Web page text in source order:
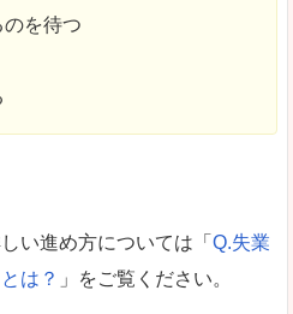
を待つ
い進め方については「 Q.失業
は？ 」をご覧ください。